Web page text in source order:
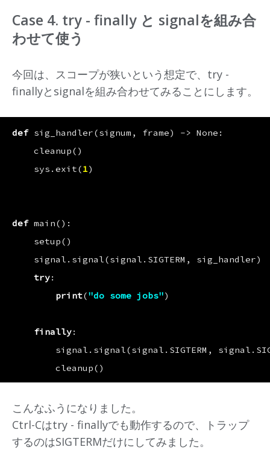
Case 4. try - finally と signalを組み合
わせて使う
今回は、スコープが狭いという想定で、try -
finallyとsignalを組み合わせてみることにします。
def sig_handler(signum , frame) -> None :
cleanup()
sys . exit(1)
def main():
setup()
signal . signal(signal . SIGTERM , sig_handler)
try:
print("do some jobs")
finally:
signal . signal(signal . SIGTERM , signal .
cleanup()
こんなふうになりました。
Ctrl-Cはtry - finallyでも動作するので、トラップ
するのはSIGTERMだけにしてみました。